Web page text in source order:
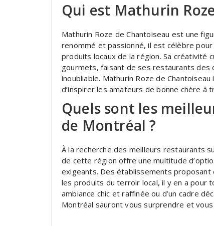
Qui est Mathurin
Mathurin Roze de Chantoiseau est une
renommé et passionné, il est célèbre
produits locaux de la région. Sa créativité
gourmets, faisant de ses restaurants
inoubliable. Mathurin Roze de
d’inspirer les amateurs de bonne chère à
Quels sont les
de Montréal ?
À la recherche des meilleurs restaurants
de cette région offre une multitude
exigeants. Des établissements
les produits du terroir local, il y en a pour
ambiance chic et raffinée ou d’un cadre
Montréal sauront vous surprendre et